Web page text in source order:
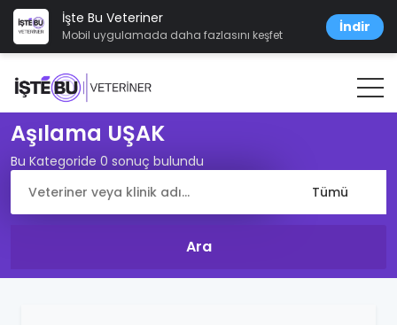
İşte Bu Veteriner
Mobil uygulamada daha fazlasını keşfet İndir
Aşılama UŞAK
Bu Kategoride 0 sonuç bulundu